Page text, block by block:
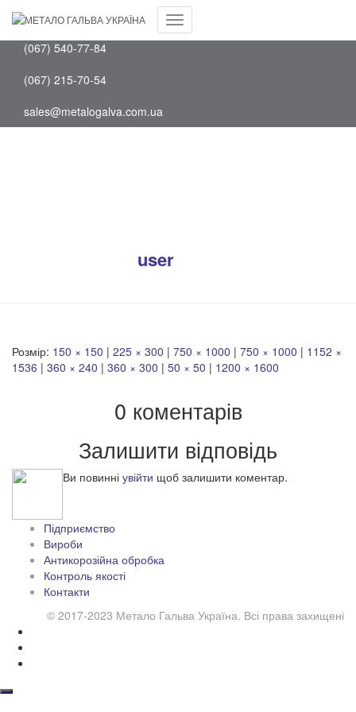
(097) 202-75-88
(067) 540-77-84
(067) 215-70-54
sales@metalogalva.com.ua
Перемкнути
user
Розмір: 150 × 150 | 225 × 300 | 750 × 1000 | 750 × 1000 | 1152 ×
1536 | 360 × 240 | 360 × 300 | 50 × 50 | 1200 × 1600
0 коментарів
Залишити відповідь
Ви повинні увійти щоб залишити коментар.
Підприємство
Вироби
Антикорозійна обробка
Контроль якості
Контакти
© 2017-2023 Метало Гальва Україна. Всі права захищені